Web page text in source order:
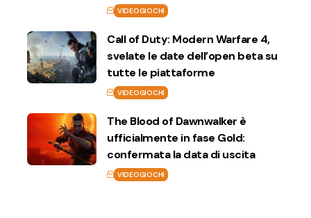
VIDEOGIOCHI
Call of Duty: Modern Warfare 4,
svelate le date dell’open beta su
tutte le piattaforme
VIDEOGIOCHI
The Blood of Dawnwalker è
ufficialmente in fase Gold:
confermata la data di uscita
VIDEOGIOCHI